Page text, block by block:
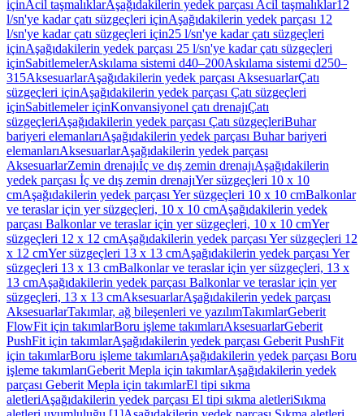
içinAcil taşmalıklarAşağıdakilerin yedek parçası Acil taşmalıklar12
l/sn'ye kadar çatı süzgeçleri içinAşağıdakilerin yedek parçası 12
l/sn'ye kadar çatı süzgeçleri için25 l/sn'ye kadar çatı süzgeçleri
içinAşağıdakilerin yedek parçası 25 l/sn'ye kadar çatı süzgeçleri
içinSabitlemelerAskılama sistemi d40–200Askılama sistemi d250–
315AksesuarlarAşağıdakilerin yedek parçası AksesuarlarÇatı
süzgeçleri içinAşağıdakilerin yedek parçası Çatı süzgeçleri
içinSabitlemeler içinKonvansiyonel çatı drenajıÇatı
süzgeçleriAşağıdakilerin yedek parçası Çatı süzgeçleriBuhar
bariyeri elemanlarıAşağıdakilerin yedek parçası Buhar bariyeri
elemanlarıAksesuarlarAşağıdakilerin yedek parçası
AksesuarlarZemin drenajıİç ve dış zemin drenajıAşağıdakilerin
yedek parçası İç ve dış zemin drenajıYer süzgeçleri 10 x 10
cmAşağıdakilerin yedek parçası Yer süzgeçleri 10 x 10 cmBalkonlar
ve teraslar için yer süzgeçleri, 10 x 10 cmAşağıdakilerin yedek
parçası Balkonlar ve teraslar için yer süzgeçleri, 10 x 10 cmYer
süzgeçleri 12 x 12 cmAşağıdakilerin yedek parçası Yer süzgeçleri 12
x 12 cmYer süzgeçleri 13 x 13 cmAşağıdakilerin yedek parçası Yer
süzgeçleri 13 x 13 cmBalkonlar ve teraslar için yer süzgeçleri, 13 x
13 cmAşağıdakilerin yedek parçası Balkonlar ve teraslar için yer
süzgeçleri, 13 x 13 cmAksesuarlarAşağıdakilerin yedek parçası
AksesuarlarTakımlar, ağ bileşenleri ve yazılımTakımlarGeberit
FlowFit için takımlarBoru işleme takımlarıAksesuarlarGeberit
PushFit için takımlarAşağıdakilerin yedek parçası Geberit PushFit
için takımlarBoru işleme takımlarıAşağıdakilerin yedek parçası Boru
işleme takımlarıGeberit Mepla için takımlarAşağıdakilerin yedek
parçası Geberit Mepla için takımlarEl tipi sıkma
aletleriAşağıdakilerin yedek parçası El tipi sıkma aletleriSıkma